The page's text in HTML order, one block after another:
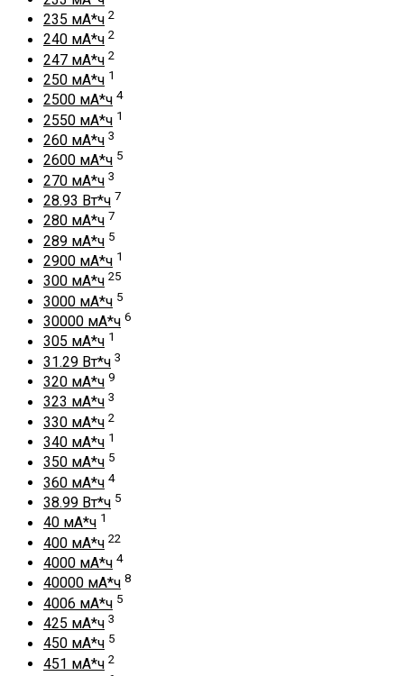
235 мА*ч 2
240 мА*ч 2
247 мА*ч 2
250 мА*ч 1
2500 мА*ч 4
2550 мА*ч 1
260 мА*ч 3
2600 мА*ч 5
270 мА*ч 3
28.93 Вт*ч 7
280 мА*ч 7
289 мА*ч 5
2900 мА*ч 1
300 мА*ч 25
3000 мА*ч 5
30000 мА*ч 6
305 мА*ч 1
31.29 Вт*ч 3
320 мА*ч 9
323 мА*ч 3
330 мА*ч 2
340 мА*ч 1
350 мА*ч 5
360 мА*ч 4
38.99 Вт*ч 5
40 мА*ч 1
400 мА*ч 22
4000 мА*ч 4
40000 мА*ч 8
4006 мА*ч 5
425 мА*ч 3
450 мА*ч 5
451 мА*ч 2